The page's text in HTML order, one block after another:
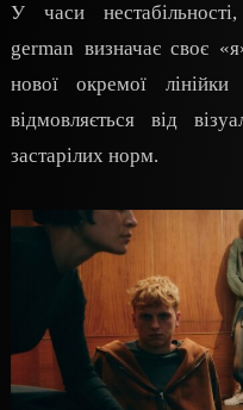
У часи нестабільності,
german визначає своє
нової окремої
відмовляється від
застарілих норм.